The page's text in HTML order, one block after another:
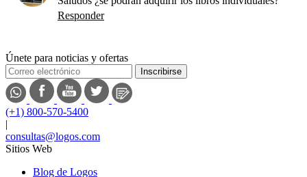
Responder
Únete para noticias y ofertas
Inscribirse
(+1) 800-570-5400
|
consultas@logos.com
Sitios Web
Blog de Logos